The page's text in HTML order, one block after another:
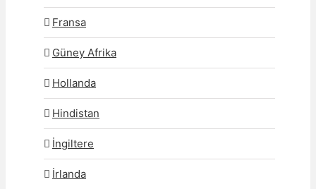
Fransa
Güney Afrika
Hollanda
Hindistan
İngiltere
İrlanda